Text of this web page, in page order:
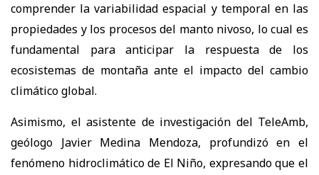
comprender la variabilidad espacial y temporal en las
propiedades y los procesos del manto nivoso, lo cual es
fundamental para anticipar la respuesta de los
ecosistemas de montaña ante el impacto del cambio
climático global.
Asimismo, el asistente de investigación del TeleAmb,
geólogo Javier Medina Mendoza, profundizó en el
fenómeno hidroclimático de El Niño, expresando que el